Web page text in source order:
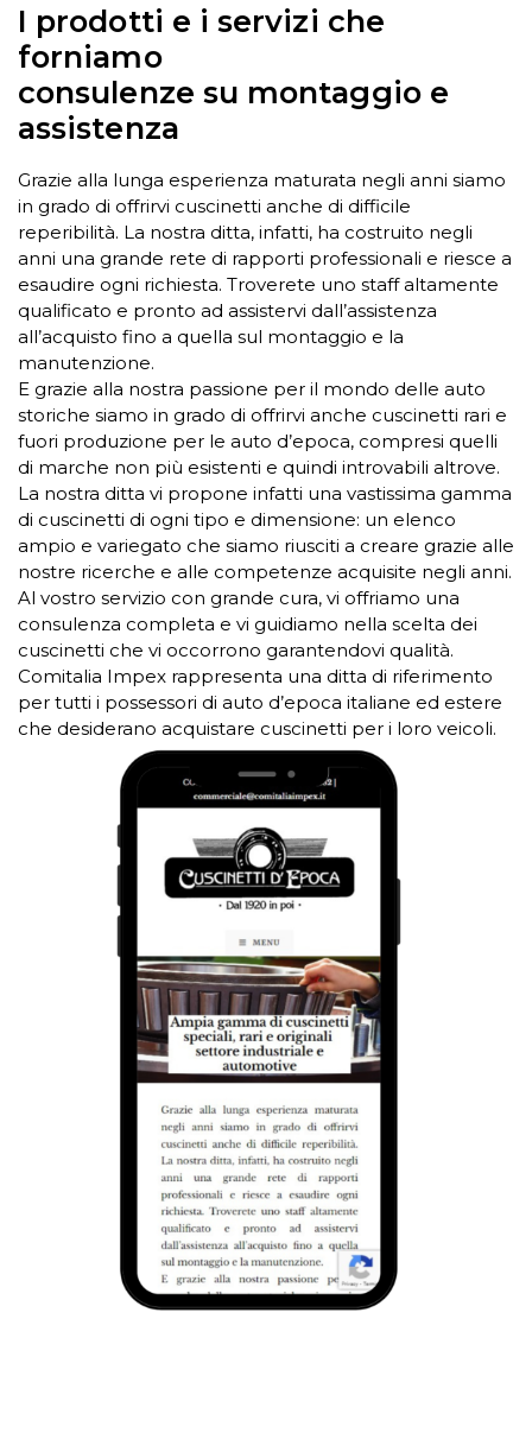
I prodotti e i servizi che
forniamo
consulenze su montaggio e
assistenza
Grazie alla lunga esperienza maturata negli anni siamo
in grado di offrirvi cuscinetti anche di difficile
reperibilità. La nostra ditta, infatti, ha costruito negli
anni una grande rete di rapporti professionali e riesce a
esaudire ogni richiesta. Troverete uno staff altamente
qualificato e pronto ad assistervi dall’assistenza
all’acquisto fino a quella sul montaggio e la
manutenzione.
E grazie alla nostra passione per il mondo delle auto
storiche siamo in grado di offrirvi anche cuscinetti rari e
fuori produzione per le auto d’epoca, compresi quelli
di marche non più esistenti e quindi introvabili altrove.
La nostra ditta vi propone infatti una vastissima gamma
di cuscinetti di ogni tipo e dimensione: un elenco
ampio e variegato che siamo riusciti a creare grazie alle
nostre ricerche e alle competenze acquisite negli anni.
Al vostro servizio con grande cura, vi offriamo una
consulenza completa e vi guidiamo nella scelta dei
cuscinetti che vi occorrono garantendovi qualità.
Comitalia Impex rappresenta una ditta di riferimento
per tutti i possessori di auto d’epoca italiane ed estere
che desiderano acquistare cuscinetti per i loro veicoli.